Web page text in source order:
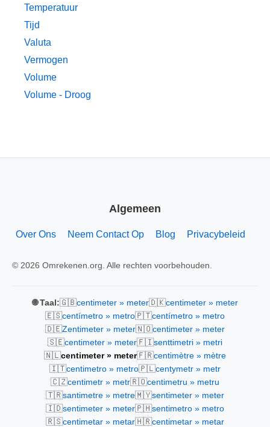
Temperatuur
Tijd
Valuta
Vermogen
Volume
Volume - Droog
Algemeen
Over Ons Neem Contact Op Blog Privacybeleid
© 2026 Omrekenen.org. Alle rechten voorbehouden.
🌐 Taal:🇬🇧centimeter » meter🇩🇰centimeter » meter
🇪🇸centímetro » metro🇵🇹centímetro » metro
🇩🇪Zentimeter » meter🇳🇴centimeter » meter
🇸🇪centimeter » meter🇫🇮senttimetri » metri
🇳🇱centimeter » meter🇫🇷centimètre » mètre
🇮🇹centimetro » metro🇵🇱centymetr » metr
🇨🇿centimetr » metr🇷🇴centimetru » metru
🇹🇷santimetre » metre🇲🇾sentimeter » meter
🇮🇩sentimeter » meter🇵🇭sentimetro » metro
🇷🇸centimetar » metar🇭🇷centimetar » metar